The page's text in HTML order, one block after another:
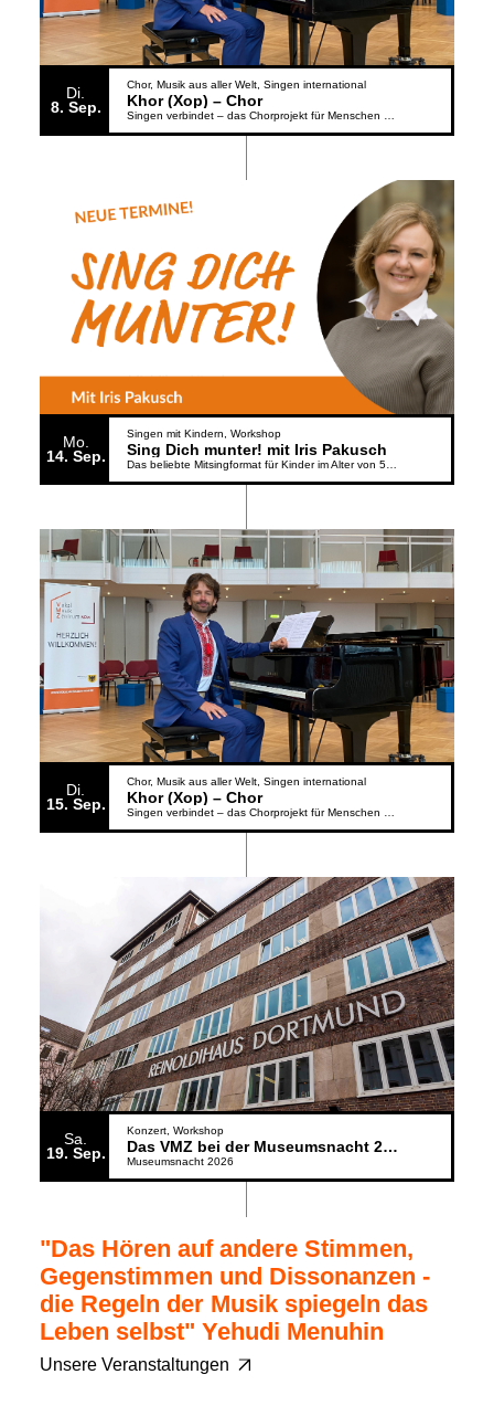
Di.
8 Sep.
Chor Musik aus aller Welt Singen international
Khor (Xop) – Chor
Singen verbindet – das Chorprojekt für Menschen aus der Ukraine
Mo.
14 Sep.
Singen mit Kindern Workshop
Sing Dich munter! mit Iris Pakusch
Das beliebte Mitsingformat für Kinder im Alter von 5 bis 6 Jahren geht weiter
Di.
15 Sep.
Chor Musik aus aller Welt Singen international
Khor (Xop) – Chor
Singen verbindet – das Chorprojekt für Menschen aus der Ukraine
Sa.
19 Sep.
Konzert Workshop
Das VMZ bei der Museumsnacht 2026
Museumsnacht 2026
"Das Hören auf andere Stimmen,
Gegenstimmen und Dissonanzen -
die Regeln der Musik spiegeln das
Leben selbst" Yehudi Menuhin
Unsere Veranstaltungen